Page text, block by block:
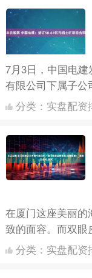
7月3日，中国电
有限公司下属子公
与几内亚凯博华兴
分类： 实盘配资
在厦门这座美丽
致的面容。而双眼
目，备受关注。那
天，就让我们....
分类： 实盘配资